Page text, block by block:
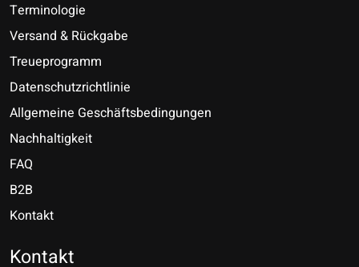
Terminologie
Versand & Rückgabe
Treueprogramm
Datenschutzrichtlinie
Allgemeine Geschäftsbedingungen
Nachhaltigkeit
FAQ
B2B
Kontakt
Kontakt